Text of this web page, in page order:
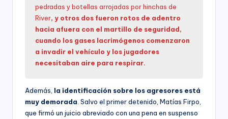
pedradas y botellas arrojadas por hinchas de
River, y otros dos fueron rotos de adentro
hacia afuera con el martillo de seguridad,
cuando los gases lacrimógenos comenzaron
a invadir el vehículo y los jugadores
necesitaban aire para respirar.
Además, la identificación sobre los agresores está
muy demorada . Salvo el primer detenido, Matías Firpo,
que firmó un juicio abreviado con una pena en suspenso